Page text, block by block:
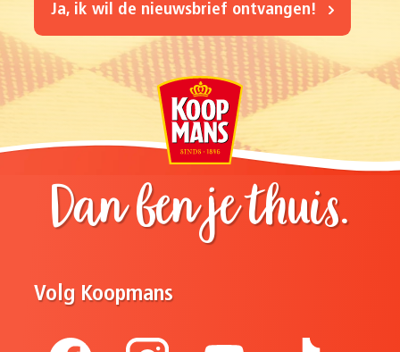
Ja, ik wil de nieuwsbrief ontvangen!
Dan ben je thuis.
Volg Koopmans